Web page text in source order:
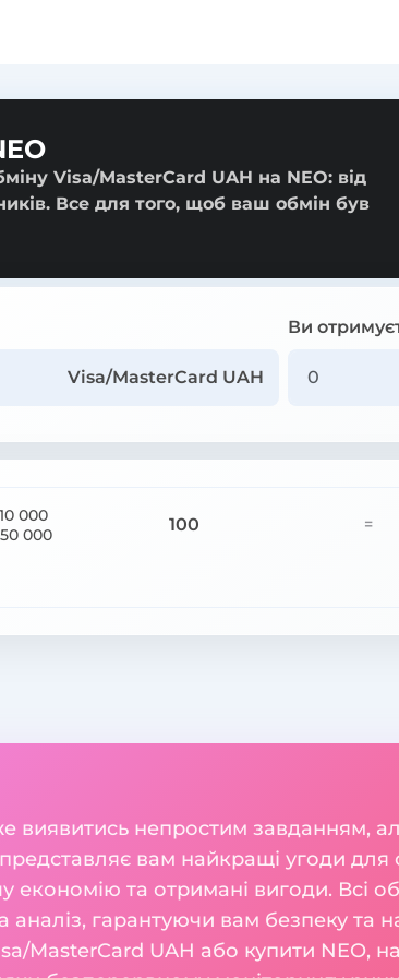
Visa/MasterCard UAH на NEO: від
Все для того, щоб ваш обмін був
Visa/MasterCard UAH
Ви
10 000
000 100 =
виявитись непростим завданням,
вам найкращі угоди для
та отримані вигоди. Всі
гарантуючи вам безпеку та
MasterCard UAH або купити NEO,